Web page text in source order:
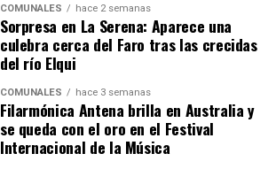
COMUNALES hace 2 semanas
Sorpresa en La Serena: Aparece una
culebra cerca del Faro tras las crecidas
del río Elqui
COMUNALES hace 3 semanas
Filarmónica Antena brilla en Australia y
se queda con el oro en el Festival
Internacional de la Música